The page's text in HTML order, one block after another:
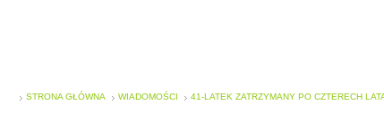
STRONA GŁÓWNA WIADOMOŚCI 41-LATEK ZATRZYMANY PO CZTERECH